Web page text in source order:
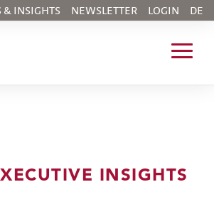
& INSIGHTS NEWSLETTER LOGIN DE
INSIGHTS